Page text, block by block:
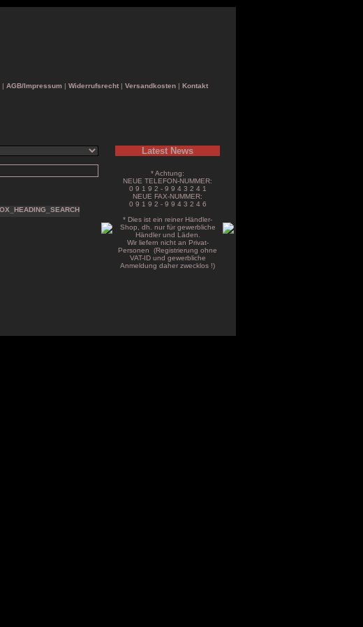
| AGB/Impressum| Widerrufsrecht| Versandkosten| Kontakt
Latest News
* Achtung:
NEUE TELEFON-NUMMER:
0 9 1 9 2 - 9 9 4 3 2 4 1
NEUE FAX-NUMMER:
0 9 1 9 2 - 9 9 4 3 2 4 6
* Dies ist ein reiner Händler-
Shop, dh. nur für gewerbliche
Händler und Läden.
Wir liefern nicht an Privat-
Personen (Registrierung ohne
VAT-ID und gewerbliche
Anmeldung daher zwecklos !)